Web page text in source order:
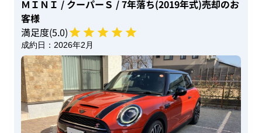
ＭＩＮＩ / クーパーＳ / 7年落ち(2019年式)売却のお
客様
満足度(5.0)
成約日： 2026年2月